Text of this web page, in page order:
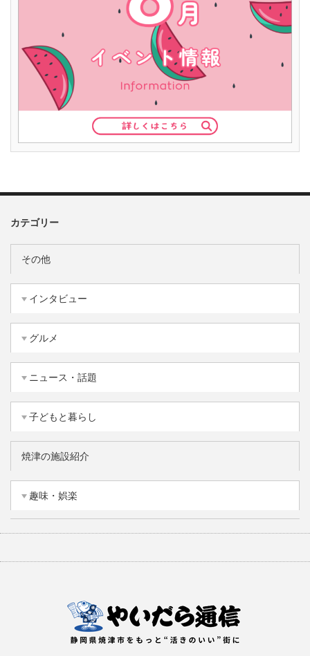
カテゴリー
その他
インタビュー
グルメ
ニュース・話題
子どもと暮らし
焼津の施設紹介
趣味・娯楽